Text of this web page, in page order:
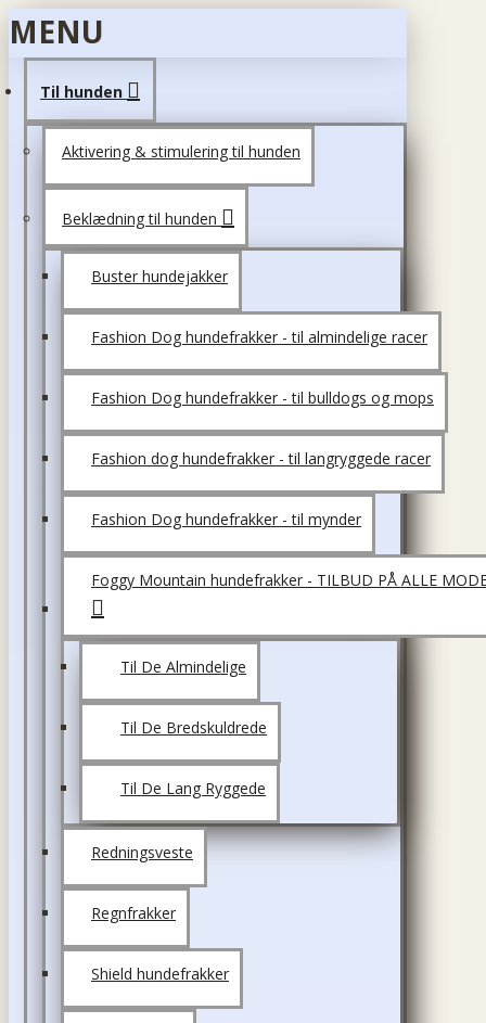
MENU
Til hunden
Aktivering & stimulering til hunden
Beklædning til hunden
Buster hundejakker
Fashion Dog hundefrakker - til almindelige racer
Fashion Dog hundefrakker - til bulldogs og mops
Fashion dog hundefrakker - til langryggede racer
Fashion Dog hundefrakker - til mynder
Foggy Mountain hundefrakker - TILBUD PÅ ALLE
Til De Almindelige
Til De Bredskuldrede
Til De Lang Ryggede
Redningsveste
Regnfrakker
Shield hundefrakker